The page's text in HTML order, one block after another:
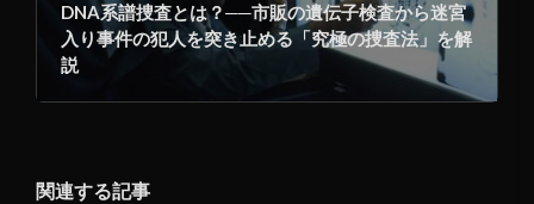
DNA系譜捜査とは？──市販の遺伝子検査から迷宮
入り事件の犯人を突き止める「究極の捜査法」を解
説
関連する記事